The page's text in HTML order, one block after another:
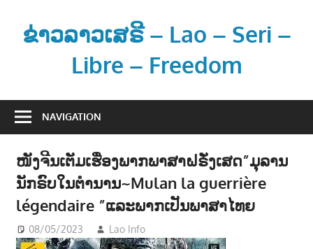
contentຂ່າວລາວເສຣີ – Lao – Seri –
Libre – Freedom
າ
ລ
ະ
ຂໍ້
ນ
NAVIGATION
ໜັງຈີນເຕັມເຮື່ອງພາກພາສາຝຣັ່ງເສດ”ມຸລານ
ນັກຣົບໃນຕຳນານ~Mulan la guerrière
légendaire ”ແລະພາກເປັນພາສາໄທຍ
08/05/2023 Lao Info